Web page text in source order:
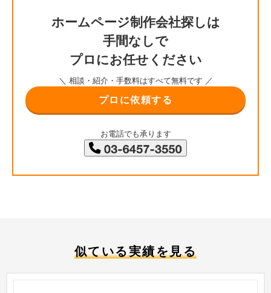
ホームページ制作会社探しは
手間なしで
プロにお任せください
＼ 相談・紹介・手数料はすべて無料です ／
プロに依頼する
お電話でも承ります
似ている実績を見る